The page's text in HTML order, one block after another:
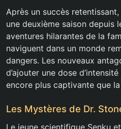
Après un succès retentissant,
une deuxième saison depuis
aventures hilarantes de la
naviguent dans un monde
dangers. Les nouveaux
d’ajouter une dose
encore plus captivante que
Les Mystères de Dr.